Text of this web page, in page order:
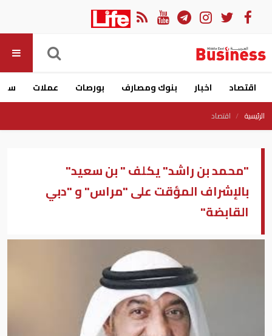
اقتصاد اخبار بنوك ومصارف بورصات عملات
الرئيسية اقتصاد
"محمد بن راشد" يكلف " بن سعيد"
بالإشراف المؤقت على "مراس" و "دبي
القابضة"